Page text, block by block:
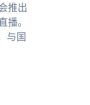
推出
播。
与国